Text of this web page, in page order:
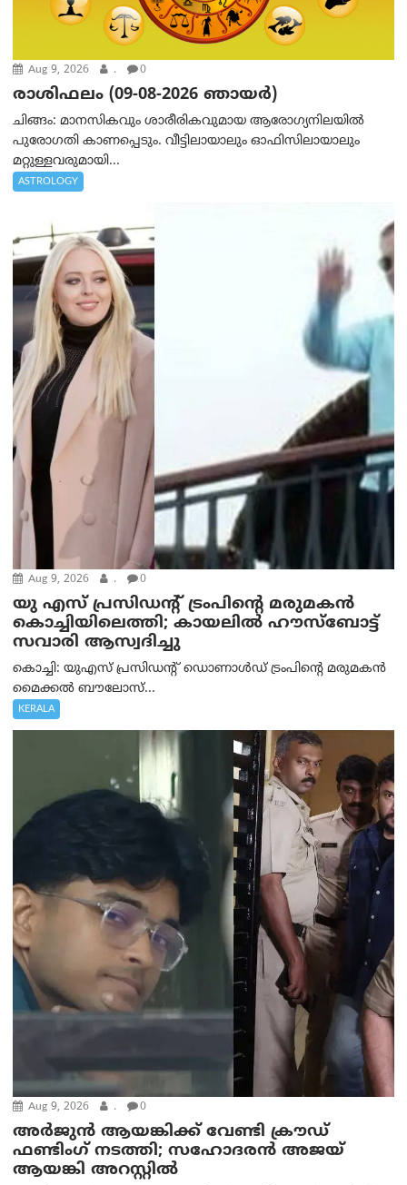
Aug 9, 2026 . 0
രാശിഫലം (09-08-2026 ഞായര്‍)
ചിങ്ങം: മാനസികവും ശാരീരികവുമായ ആരോഗ്യനിലയിൽ
പുരോഗതി കാണപ്പെടും. വീട്ടിലായാലും ഓഫിസിലായാലും
മറ്റുള്ളവരുമായി...
ASTROLOGY
Aug 9, 2026 . 0
യു എസ് പ്രസിഡന്റ് ട്രംപിന്റെ മരുമകൻ
കൊച്ചിയിലെത്തി; കായലിൽ ഹൗസ്ബോട്ട്
സവാരി ആസ്വദിച്ചു
കൊച്ചി: യുഎസ് പ്രസിഡന്റ് ഡൊണാൾഡ് ട്രംപിന്റെ മരുമകൻ
മൈക്കൽ ബൗലോസ്...
KERALA
Aug 9, 2026 . 0
അർജുൻ ആയങ്കിക്ക് വേണ്ടി ക്രൗഡ്
ഫണ്ടിംഗ് നടത്തി; സഹോദരന്‍ അജയ്
ആയങ്കി അറസ്റ്റിൽ